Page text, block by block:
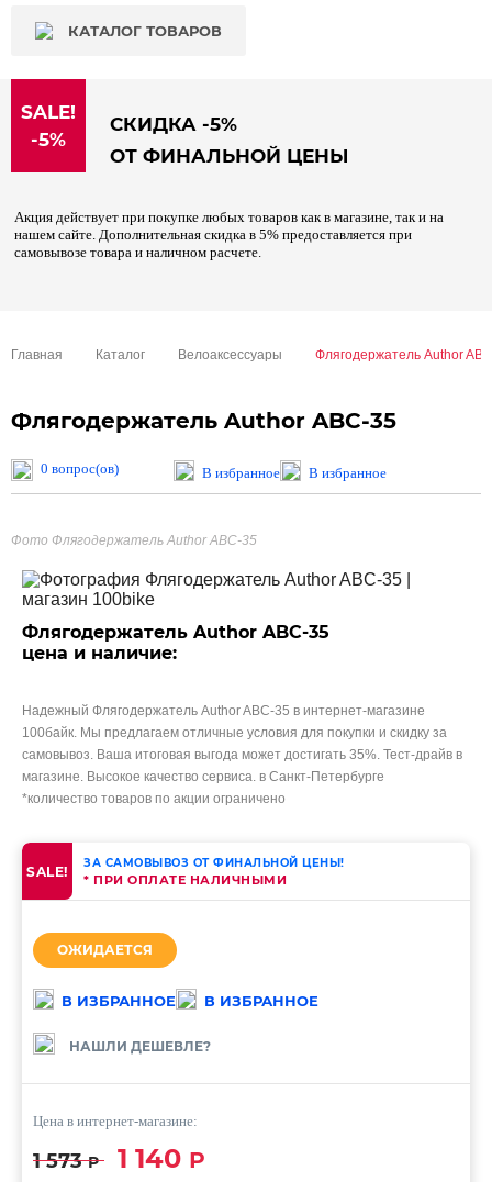
КАТАЛОГ ТОВАРОВ
SALE!
-5%
СКИДКА -5%
ОТ ФИНАЛЬНОЙ ЦЕНЫ
Акция действует при покупке любых товаров как в магазине, так и на
нашем сайте. Дополнительная скидка в 5% предоставляется при
самовывозе товара и наличном расчете.
Главная Каталог Велоаксессуары Флягодержатель Author
Флягодержатель Author ABC-35
0 вопрос(ов) В избранное В избранное
Фото Флягодержатель Author ABC-35
Флягодержатель Author ABC-35
цена и наличие:
Надежный Флягодержатель Author ABC-35 в интернет-магазине
100байк. Мы предлагаем отличные условия для покупки и скидку за
самовывоз. Ваша итоговая выгода может достигать 35%. Тест-драйв в
магазине. Высокое качество сервиса. в Санкт-Петербурге
*количество товаров по акции ограничено
SALE! ЗА САМОВЫВОЗ ОТ ФИНАЛЬНОЙ ЦЕНЫ!
* ПРИ ОПЛАТЕ НАЛИЧНЫМИ
ОЖИДАЕТСЯ
В ИЗБРАННОЕ В ИЗБРАННОЕ
НАШЛИ ДЕШЕВЛЕ?
Цена в интернет-магазине:
1 573Р 1 140 Р